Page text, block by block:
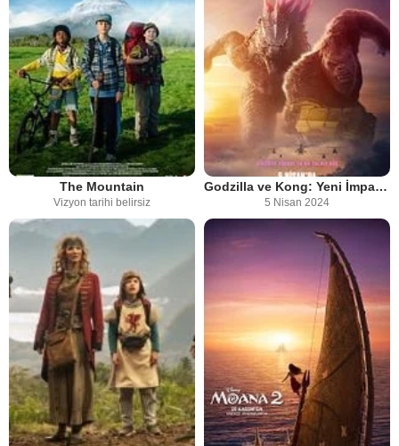
The Mountain
Vizyon tarihi belirsiz
Godzilla ve Kong: Yeni İmparatorluk
5 Nisan 2024